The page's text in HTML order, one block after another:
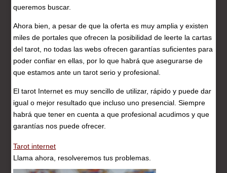
queremos buscar.
Ahora bien, a pesar de que la oferta es muy amplia y existen
miles de portales que ofrecen la posibilidad de leerte la cartas
del tarot, no todas las webs ofrecen garantías suficientes para
poder confiar en ellas, por lo que habrá que asegurarse de
que estamos ante un tarot serio y profesional.
El tarot Internet es muy sencillo de utilizar, rápido y puede dar
igual o mejor resultado que incluso uno presencial. Siempre
habrá que tener en cuenta a que profesional acudimos y que
garantías nos puede ofrecer.
Tarot internet
Llama ahora, resolveremos tus problemas.